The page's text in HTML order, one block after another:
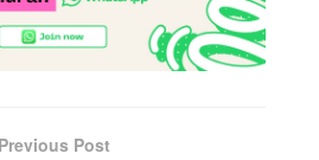
Previous Post